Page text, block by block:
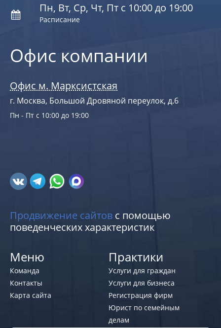
Офис компании
Офис м. Марксистская
г. Москва, Большой Дровяной переулок, д.6
Пн - Пт с 10:00 до 19:00
Пн, Вт, Ср, Чт, Пт с 10:00 до 19:00
Расписание
Продвижение сайтов с помощью
поведенческих характеристик
Меню
Команда
Контакты
Карта сайта
Практики
Услуги для граждан
Услуги для бизнеса
Регистрация фирм
Юрист по семейным
делам